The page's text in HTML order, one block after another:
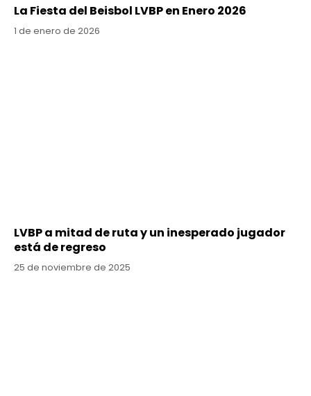
La Fiesta del Beisbol LVBP en Enero 2026
1 de enero de 2026
LVBP a mitad de ruta y un inesperado jugador
está de regreso
25 de noviembre de 2025